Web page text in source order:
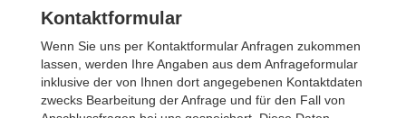
Kontaktformular
Wenn Sie uns per Kontaktformular Anfragen zukommen
lassen, werden Ihre Angaben aus dem Anfrageformular
inklusive der von Ihnen dort angegebenen Kontaktdaten
zwecks Bearbeitung der Anfrage und für den Fall von